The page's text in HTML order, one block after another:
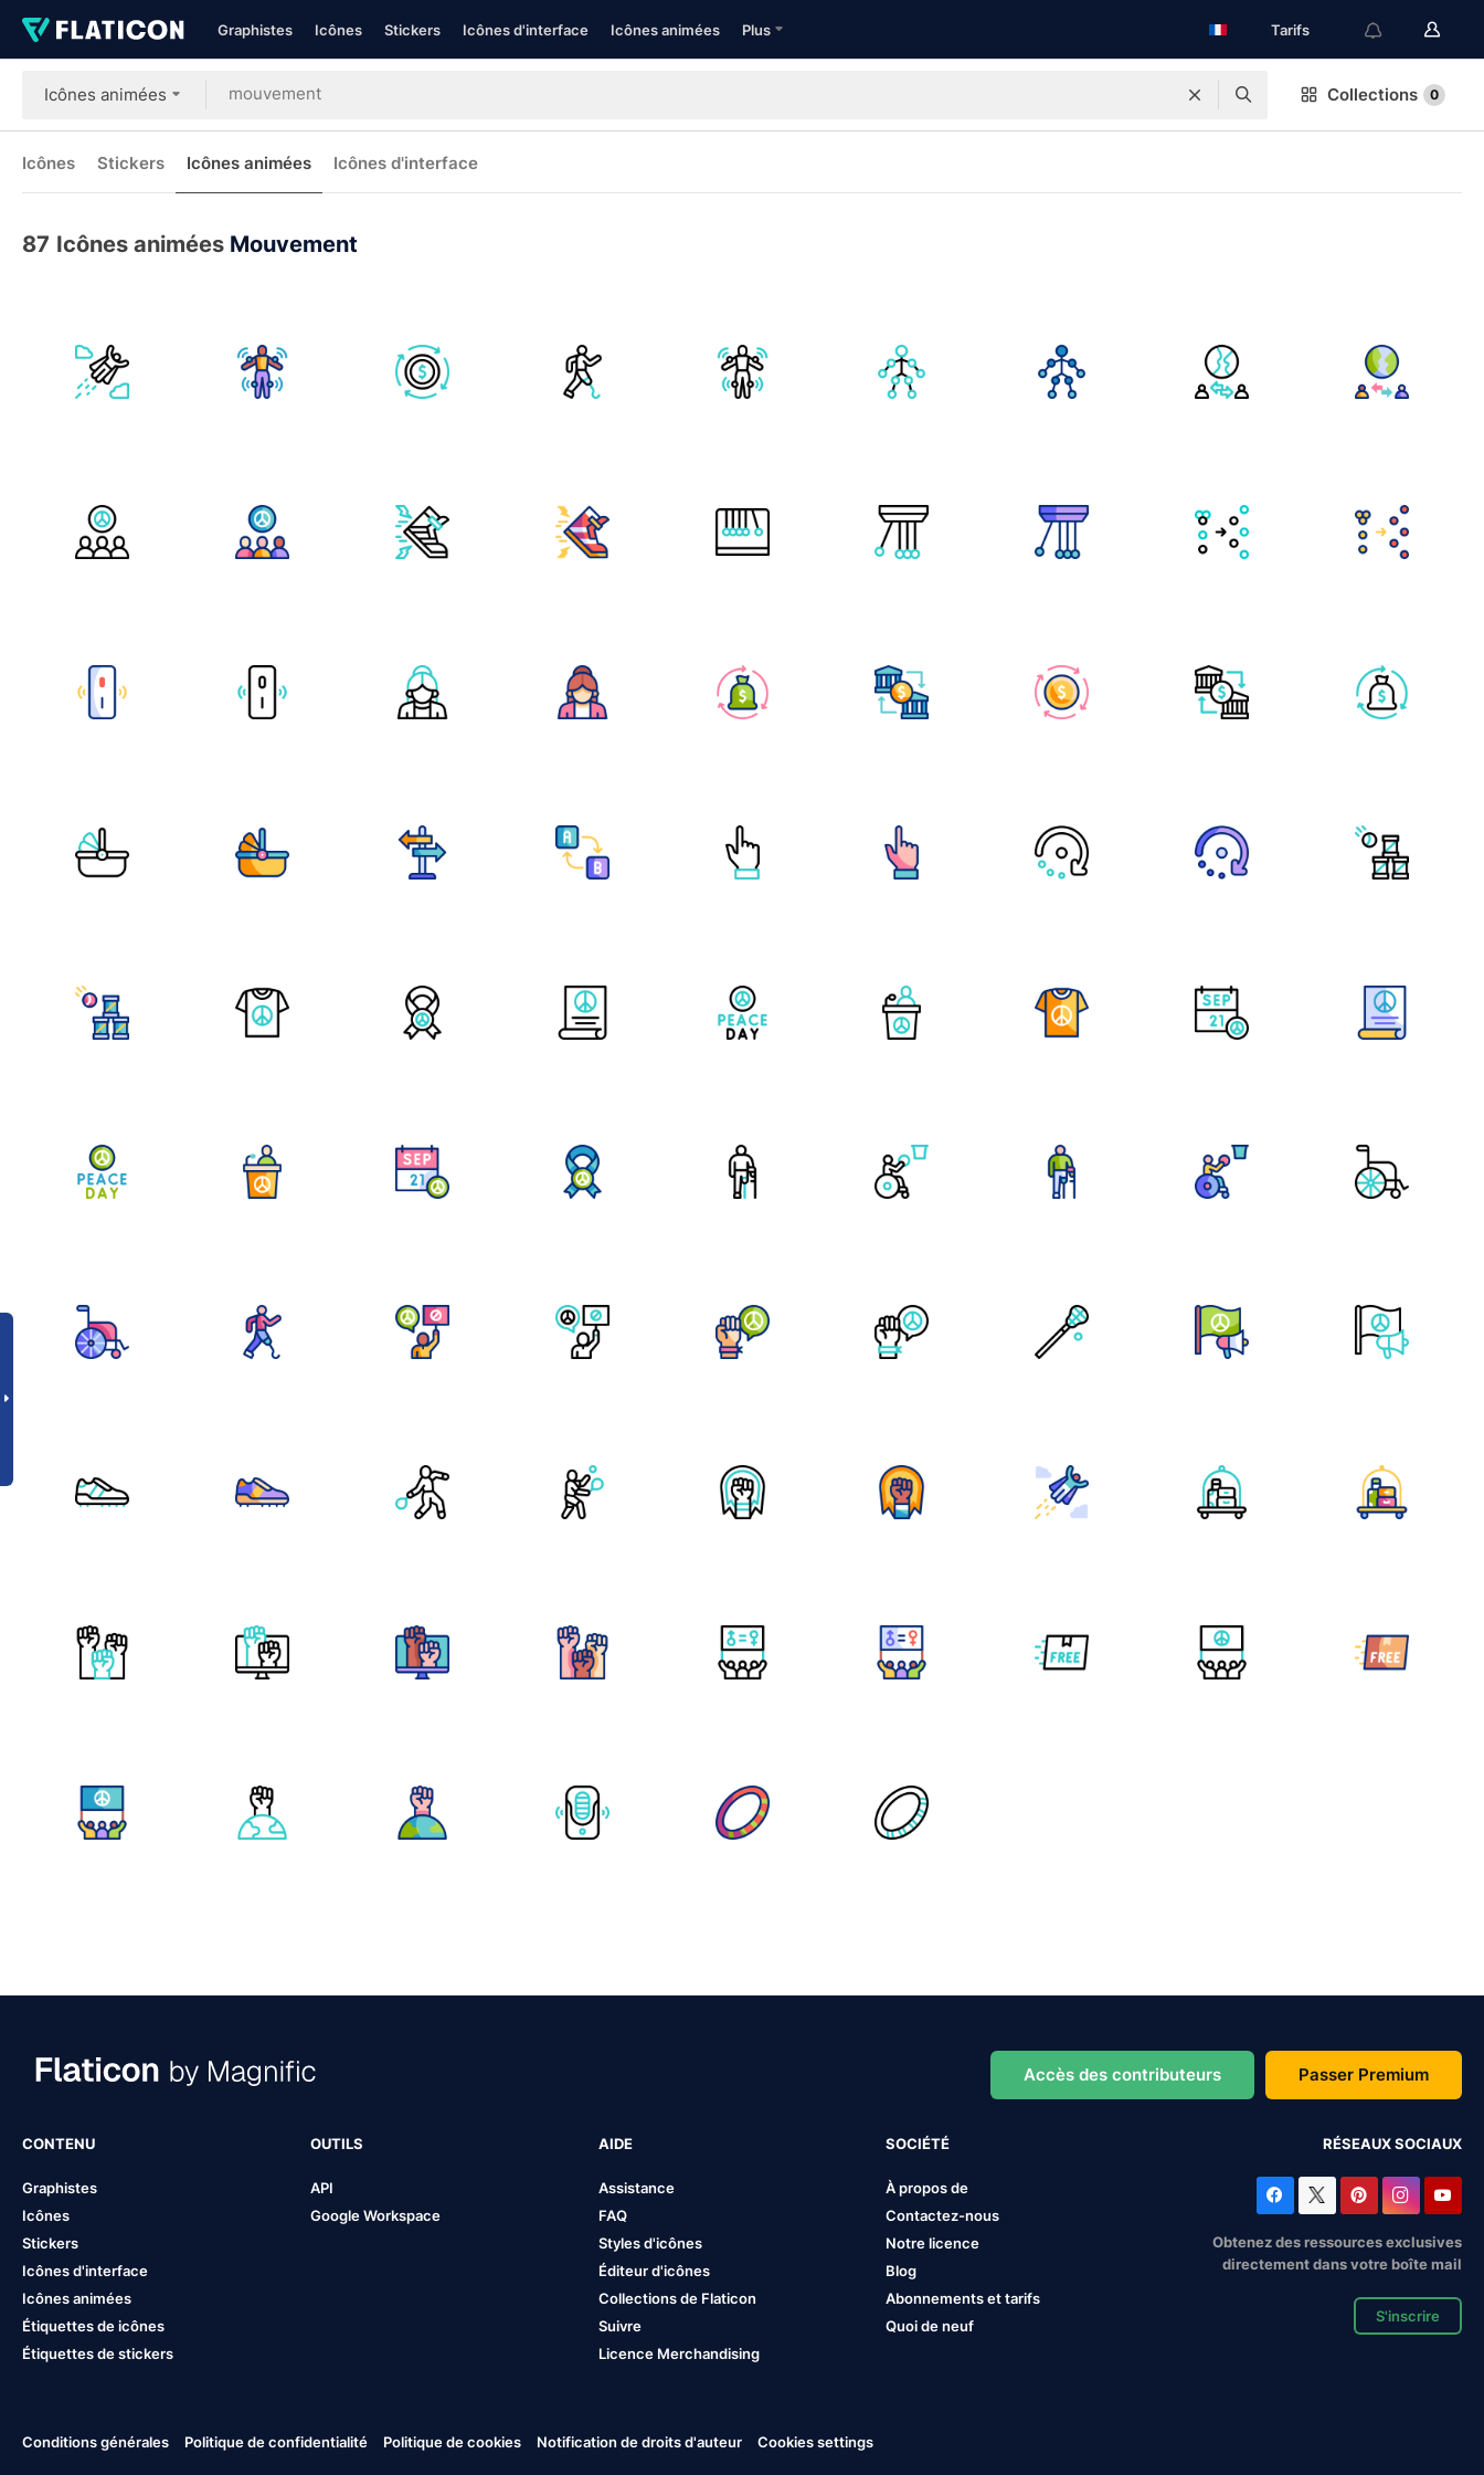
Graphistes Icônes Stickers Icônes d'interface Icônes animées Plus Tarifs
Icônes animées Collections 0
Icônes Stickers Icônes animées Icônes d'interface
87 Icônes animées Mouvement
Accès des contributeurs Passer Premium
CONTENU
Graphistes
Icônes
Stickers
Icônes d'interface
Icônes animées
Étiquettes de icônes
Étiquettes de stickers
OUTILS
API
Google Workspace
AIDE
Assistance
FAQ
Styles d'icônes
Éditeur d'icônes
Collections de Flaticon
Suivre
Licence Merchandising
SOCIÉTÉ
À propos de
Contactez-nous
Notre licence
Blog
Abonnements et tarifs
Quoi de neuf
RÉSEAUX SOCIAUX
Obtenez des ressources exclusives
directement dans votre boîte mail
S'inscrire
Conditions générales Politique de confidentialité Politique de cookies Notification de droits d'auteur Cookies settings